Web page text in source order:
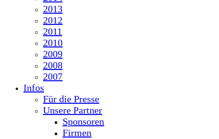
2013
2012
2011
2010
2009
2008
2007
Infos
Für die Presse
Unsere Partner
Sponsoren
Firmen